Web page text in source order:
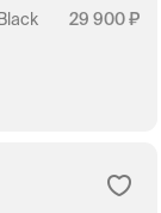
29 900